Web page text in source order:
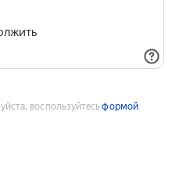
воспользуйтесьформой